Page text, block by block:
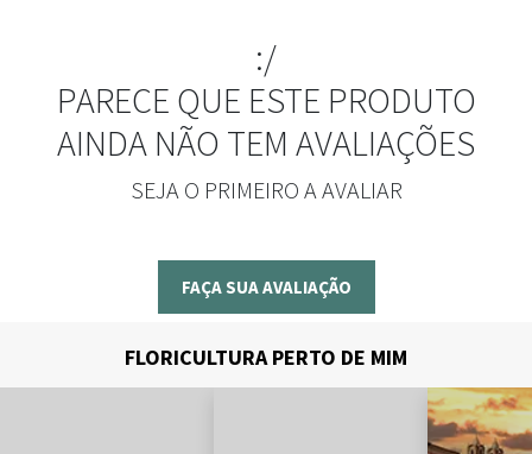
:/
PARECE QUE ESTE PRODUTO
AINDA NÃO TEM AVALIAÇÕES
SEJA O PRIMEIRO A AVALIAR
FAÇA SUA AVALIAÇÃO
FLORICULTURA PERTO DE MIM